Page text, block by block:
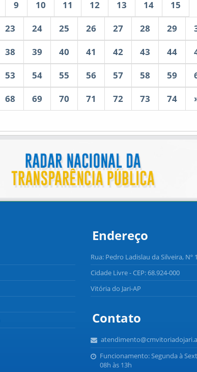
9 10 11 12 13 14
15
23 24 25 26 27 28 29
38 39 40 41 42 43 44
53 54 55 56 57 58 59
68 69 70 71 72 73 74
Endereço
Rua: Pedro Ladislau da Silveira, Nº
Cidade Livre - CEP: 68.924-000
Vitória do Jari-AP
Contato
Funcionamento: Segunda à
08h às 13h